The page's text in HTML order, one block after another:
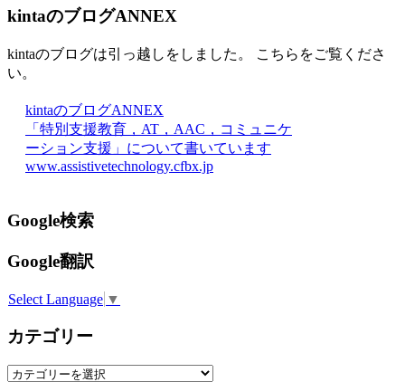
kintaのブログANNEX
kintaのブログは引っ越しをしました。 こちらをご覧くださ
い。
kintaのブログANNEX
「特別支援教育，AT，AAC，コミュニケ
ーション支援」について書いています
www.assistivetechnology.cfbx.jp
Google検索
Google翻訳
Select Language ▼
カテゴリー
カ